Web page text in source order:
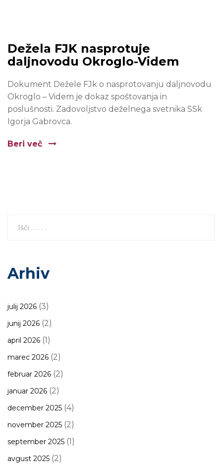
Dežela FJK nasprotuje
daljnovodu Okroglo-Videm
Dokument Dežele FJk o nasprotovanju daljnovodu
Okroglo – Videm je dokaz spoštovanja in
poslušnosti. Zadovoljstvo deželnega svetnika SSk
Igorja Gabrovca.
Beri več
Arhiv
julij 2026 (3)
junij 2026 (2)
april 2026 (1)
marec 2026 (2)
februar 2026 (2)
januar 2026 (2)
december 2025 (4)
november 2025 (2)
september 2025 (1)
avgust 2025 (2)